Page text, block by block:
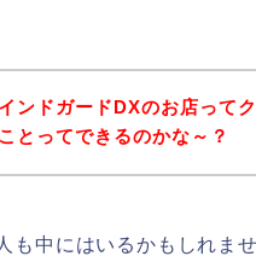
ンドガードDXのお店って
とってできるのかな～？
も中にはいるかもしれませ